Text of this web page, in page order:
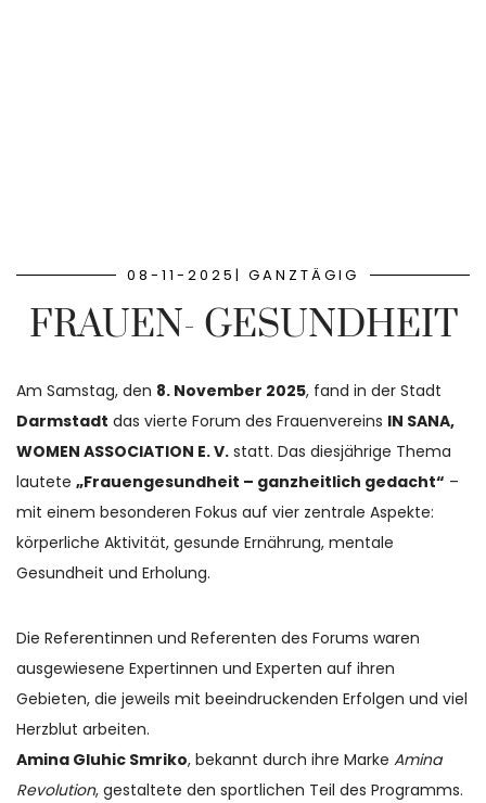
08-11-2025| GANZTÄGIG
FRAUEN- GESUNDHEIT
Am Samstag, den 8. November 2025, fand in der Stadt
Darmstadt das vierte Forum des Frauenvereins IN SANA,
WOMEN ASSOCIATION E. V. statt. Das diesjährige Thema
lautete „Frauengesundheit – ganzheitlich gedacht“ –
mit einem besonderen Fokus auf vier zentrale Aspekte:
körperliche Aktivität, gesunde Ernährung, mentale
Gesundheit und Erholung.
Die Referentinnen und Referenten des Forums waren
ausgewiesene Expertinnen und Experten auf ihren
Gebieten, die jeweils mit beeindruckenden Erfolgen und viel
Herzblut arbeiten.
Amina Gluhic Smriko, bekannt durch ihre Marke Amina
Revolution, gestaltete den sportlichen Teil des Programms.